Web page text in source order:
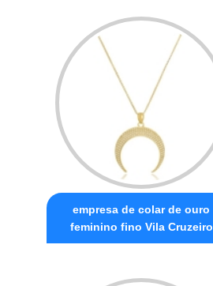
empresa de colar de ouro
feminino fino Vila Cruzeiro